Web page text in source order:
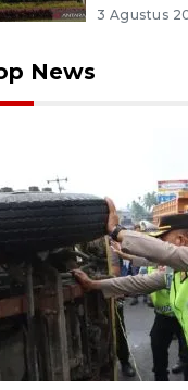
3 Agustus
News